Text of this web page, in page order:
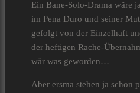
Ein Bane-Solo-Drama wäre
im Pena Duro und seiner
gefolgt von der Einzelhaft
der heftigen Rache-
wär was geworden…
Aber ersma stehen ja schon